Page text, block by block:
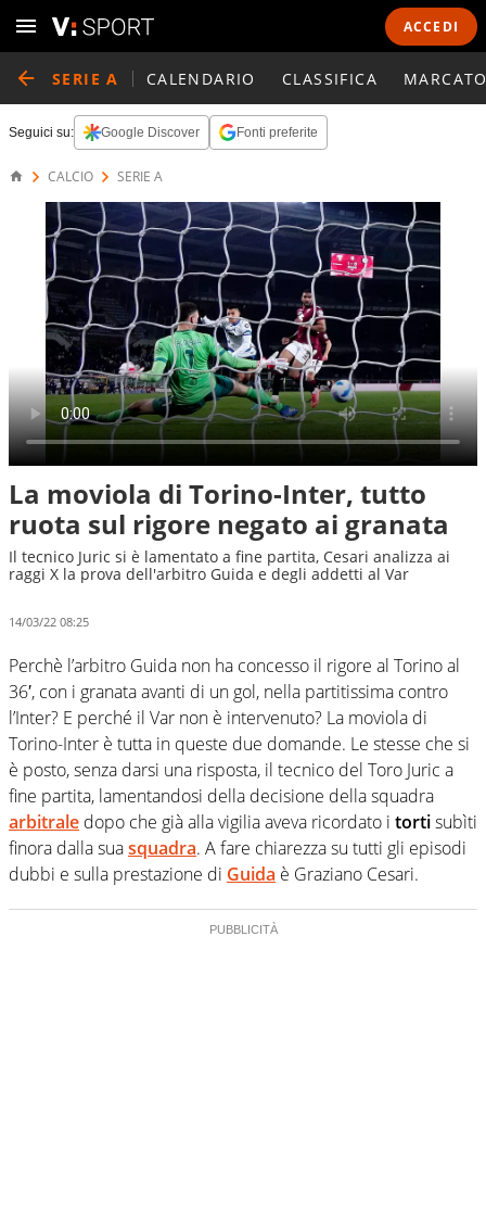
ACCEDI
SERIE A CALENDARIO CLASSIFICA
Seguici su: Google Discover Fonti preferite
CALCIO SERIE A
La moviola di Torino-Inter, tutto
ruota sul rigore negato ai granata
Il tecnico Juric si è lamentato a fine partita, Cesari analizza ai
raggi X la prova dell'arbitro Guida e degli addetti al Var
14/03/22 08:25
Perchè l’arbitro Guida non ha concesso il rigore al Torino al
36′, con i granata avanti di un gol, nella partitissima contro
l’Inter? E perché il Var non è intervenuto? La moviola di
Torino-Inter è tutta in queste due domande. Le stesse che si
è posto, senza darsi una risposta, il tecnico del Toro Juric a
fine partita, lamentandosi della decisione della squadra
arbitrale dopo che già alla vigilia aveva ricordato i tortisubìti
finora dalla suasquadra. A fare chiarezza su tutti gli episodi
dubbi e sulla prestazione di Guida è Graziano Cesari.